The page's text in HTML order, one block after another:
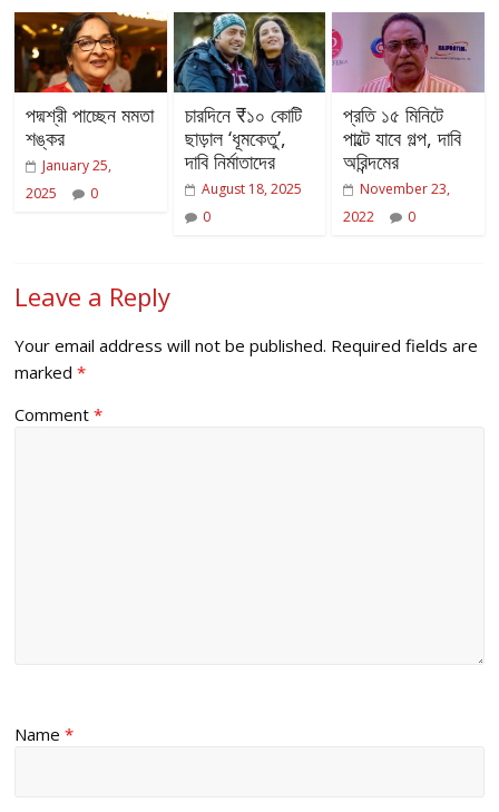
পদ্মশ্রী পাচ্ছেন মমতা
শঙ্কর
January 25,
2025
0
চারদিনে ₹১০ কোটি
ছাড়াল ‘ধূমকেতু’,
দাবি নির্মাতাদের
August 18, 2025
0
প্রতি ১৫ মিনিটে
পাল্টে যাবে গল্প, দাবি
অরিন্দমের
November 23,
2022
0
Leave a Reply
Your email address will not be published. Required fields are
marked*
Comment*
Name*